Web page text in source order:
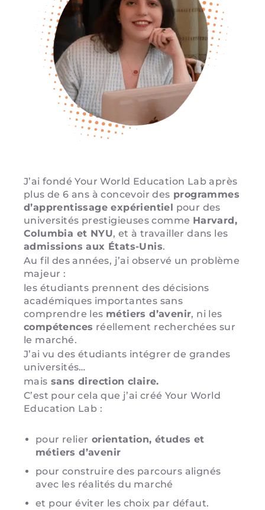
J’ai fondé Your World Education Lab après
plus de 6 ans à concevoir des programmes
d’apprentissage expérientiel
pour des
universités prestigieuses comme Harvard,
Columbia et NYU, et à travailler dans les
admissions aux États-Unis.
Au fil des années, j’ai observé un problème
majeur :
les étudiants prennent des décisions
académiques importantes sans
comprendre les métiers d’avenir, ni les
compétences réellement recherchées sur
le marché.
J’ai vu des étudiants intégrer de grandes
universités…
mais sans direction claire.
C’est pour cela que j’ai créé Your World
Education Lab :
pour relier orientation, études et
métiers d’avenir
pour construire des parcours alignés
avec les réalités du marché
et pour éviter les choix par défaut.